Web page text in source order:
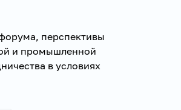
перспективы
и промышленной
в условиях